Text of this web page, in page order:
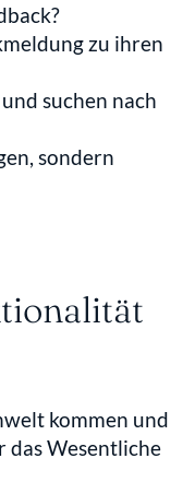
zu ihren
suchen nach
sondern
kommen und
das Wesentliche